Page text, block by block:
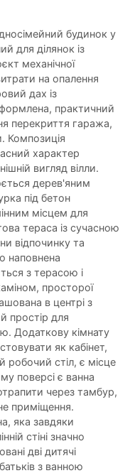
будинок у
для ділянок із
механічної
на опалення
дах із
практичний
перекриття гаража,
Композиція
характер
вигляд вілли.
дерев'яним
під бетон
місцем для
тераса із сучасною
відпочинку та
наповнена
з терасою і
просторої
в центрі з
простір для
Додаткову кімнату
як кабінет,
робочий стіл, є місце
поверсі є ванна
через тамбур,
приміщення.
яка завдяки
стіні значно
дві дитячі
з ванною